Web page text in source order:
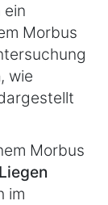
ein
Morbus
, wie
Morbus
im